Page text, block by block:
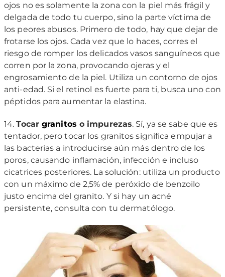
ojos no es solamente la zona con la piel más frágil y
delgada de todo tu cuerpo, sino la parte víctima de
los peores abusos. Primero de todo, hay que dejar de
frotarse los ojos. Cada vez que lo haces, corres el
riesgo de romper los delicados vasos sanguíneos que
corren por la zona, provocando ojeras y el
engrosamiento de la piel. Utiliza un contorno de ojos
anti-edad. Si el retinol es fuerte para ti, busca uno con
péptidos para aumentar la elastina.
14.Tocargranitos o impurezas. Sí, ya se sabe que es
tentador, pero tocar los granitos significa empujar a
las bacterias a introducirse aún más dentro de los
poros, causando inflamación, infección e incluso
cicatrices posteriores. La solución: utiliza un producto
con un máximo de 2,5% de peróxido de benzoilo
justo encima del granito. Y si hay un acné
persistente, consulta con tu dermatólogo.